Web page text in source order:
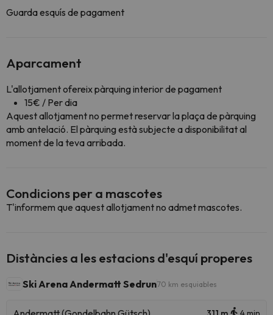
Guarda esquís de pagament
Aparcament
L'allotjament ofereix pàrquing interior de pagament
15€ / Per dia
Aquest allotjament no permet reservar la plaça de pàrquing
amb antelació. El pàrquing està subjecte a disponibilitat al
moment de la teva arribada.
Condicions per a mascotes
T'informem que aquest allotjament no admet mascotes.
Distàncies a les estacions d'esquí properes
Ski Arena Andermatt Sedrun70 km esquiables